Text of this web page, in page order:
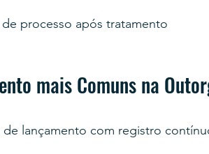
processo após tratamento
mais Comuns na
lançamento com registro